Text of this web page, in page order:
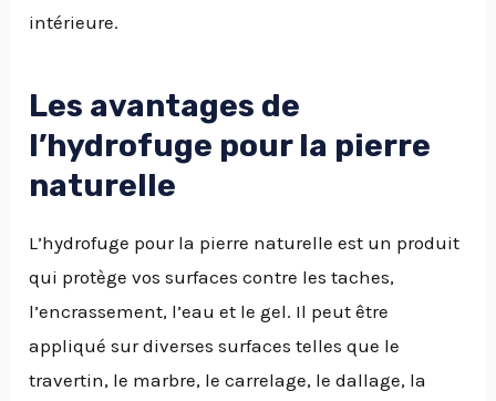
intérieure.
Les avantages de
l’hydrofuge pour la pierre
naturelle
L’hydrofuge pour la pierre naturelle est un produit
qui protège vos surfaces contre les taches,
l’encrassement, l’eau et le gel. Il peut être
appliqué sur diverses surfaces telles que le
travertin, le marbre, le carrelage, le dallage, la